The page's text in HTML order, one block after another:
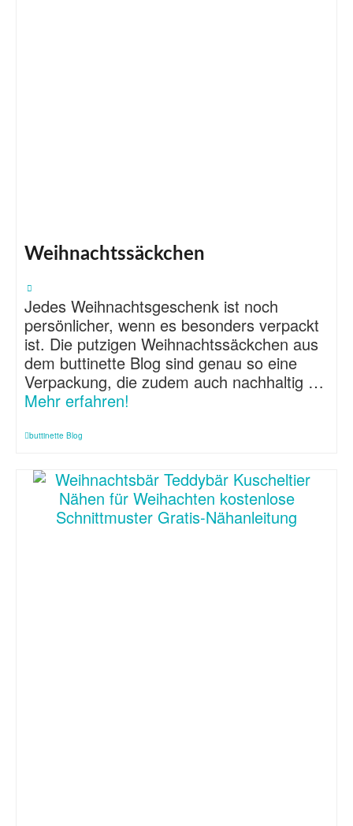
Weihnachtssäckchen
Jedes Weihnachtsgeschenk ist noch
persönlicher, wenn es besonders verpackt
ist. Die putzigen Weihnachtssäckchen aus
dem buttinette Blog sind genau so eine
Verpackung, die zudem auch nachhaltig …
Mehr erfahren!
buttinette Blog